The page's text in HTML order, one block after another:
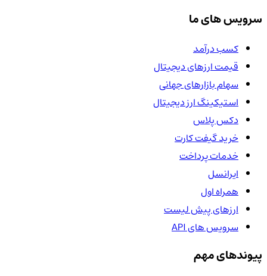
سرویس های ما
کسب درآمد
قیمت ارزهای دیجیتال
سهام بازارهای جهانی
استیکینگ ارز دیجیتال
دکس پلاس
خرید گیفت کارت
خدمات پرداخت
ایرانسل
همراه اول
ارزهای پیش لیست
سرویس های API
پیوندهای مهم